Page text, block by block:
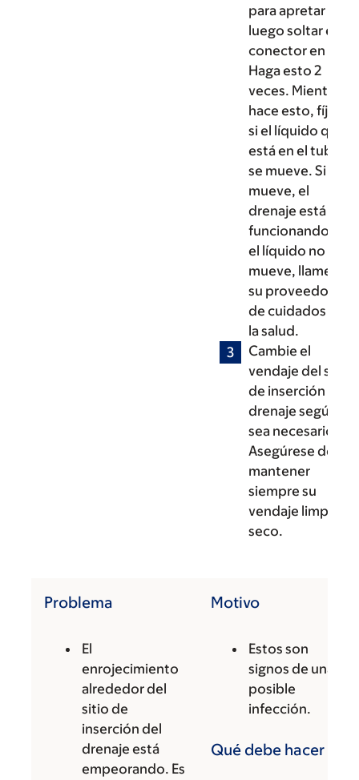
para apretar y
luego soltar el
conector en Y.
Haga esto 2
veces. Mientras
hace esto, fíjese
si el líquido que
está en el tubo
se mueve. Si se
mueve, el
drenaje está
funcionando. Si
el líquido no se
mueve, llame a
su proveedor
de cuidados de
la salud.
Cambie el
vendaje del sitio
de inserción del
drenaje según
sea necesario.
Asegúrese de
mantener
siempre su
vendaje limpio y
seco.
Problema
El
enrojecimiento
alrededor del
sitio de
inserción del
drenaje está
empeorando. Es
Motivo
Estos son
signos de una
posible
infección.
Qué debe hacer